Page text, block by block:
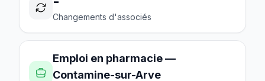
Changements d'associés
Emploi en pharmacie —
Contamine-sur-Arve